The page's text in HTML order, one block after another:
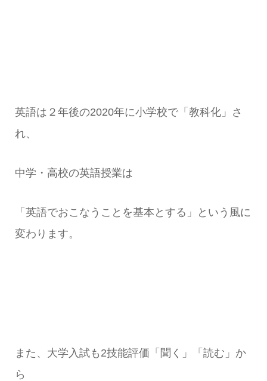
英語は２年後の2020年に小学校で「教科化」さ
れ、
中学・高校の英語授業は
「英語でおこなうことを基本とする」という風に
変わります。
また、大学入試も2技能評価「聞く」「読む」か
ら